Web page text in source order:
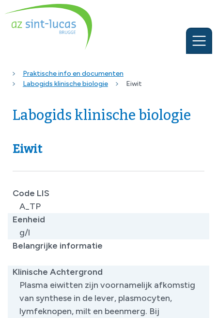
Praktische info en documenten
Labogids klinische biologie
Eiwit
Labogids klinische biologie
Eiwit
Code LIS
A_TP
Eenheid
g/l
Belangrijke informatie
Klinische Achtergrond
Plasma eiwitten zijn voornamelijk afkomstig
van synthese in de lever, plasmocyten,
lymfeknopen, milt en beenmerg. Bij